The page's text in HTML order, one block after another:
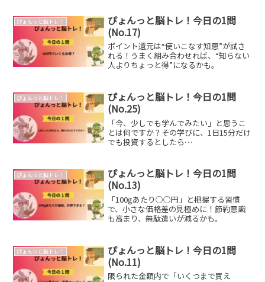
ぴょんっと脳トレ！
ぴょんっと脳トレ！今日の1問
(No.17)
ポイント還元は“使いこなす知恵”が試さ
れる！うまく組み合わせれば、“知らない
人よりちょっと得”になるかも。
ぴょんっと脳トレ！
ぴょんっと脳トレ！今日の1問
(No.25)
「今、少しでも学んでみたい」と思うこ
とは何ですか？その学びに、1日15分だけ
でも投資するとしたら…
ぴょんっと脳トレ！
ぴょんっと脳トレ！今日の1問
(No.13)
「100gあたり○○円」と把握する習慣
で、小さな価格差の見極めに！節約意識
も高まり、無駄遣いが減るかも。
ぴょんっと脳トレ！
ぴょんっと脳トレ！今日の1問
(No.11)
限られた金額内で「いくつまで買え